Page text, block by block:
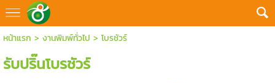
หน้าแรก > งานพิมพ์ทั่วไป > โบรชัวร์
รับปริ๊นโบรชัวร์